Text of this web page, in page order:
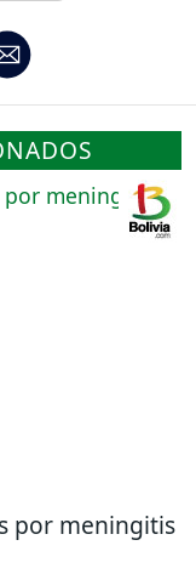
por meningitis